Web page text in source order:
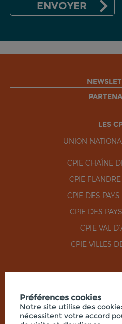
LES
UNION
CPIE CHAÎNE
CPIE
CPIE DES
CPIE DES
CPIE VAL
CPIE VILLES
Préférences cookies
Notre site utilise des
nécessitent votre accord